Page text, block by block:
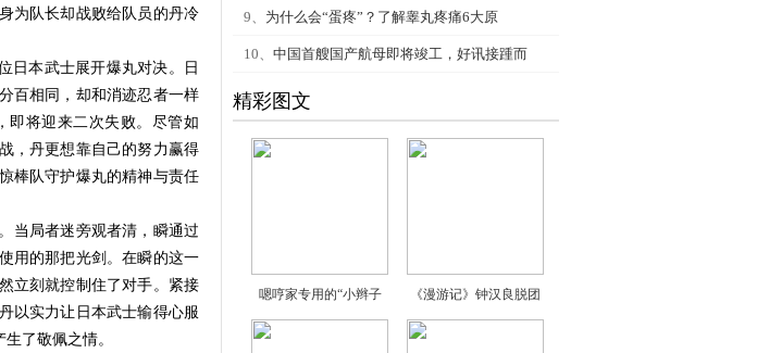
为队长却战败给队员的丹冷
日本武士展开爆丸对决。日
百相同，却和消迹忍者一样
即将迎来二次失败。尽管如
，丹更想靠自己的努力赢得
棒队守护爆丸的精神与责任
当局者迷旁观者清，瞬通过
用的那把光剑。在瞬的这一
立刻就控制住了对手。紧接
以实力让日本武士输得心服
了敬佩之情。
9、 为什么会“蛋疼”？了解睾丸疼痛6大原
10、 中国首艘国产航母即将竣工，好讯接踵而
精彩图文
嗯哼家专用的“小辫子 《漫游记》钟汉良脱团